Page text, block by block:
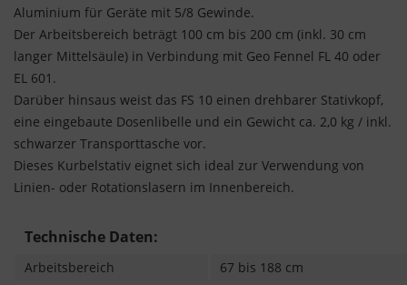
Aluminium für Geräte mit 5/8 Gewinde.
Der Arbeitsbereich beträgt 100 cm bis 200 cm (inkl. 30 cm
langer Mittelsäule) in Verbindung mit Geo Fennel FL 40 oder
EL 601.
Darüber hinsaus weist das FS 10 einen drehbarer Stativkopf,
eine eingebaute Dosenlibelle und ein Gewicht ca. 2,0 kg / inkl.
schwarzer Transporttasche vor.
Dieses Kurbelstativ eignet sich ideal zur Verwendung von
Linien- oder Rotationslasern im Innenbereich.
Technische Daten:
Arbeitsbereich
67 bis 188 cm